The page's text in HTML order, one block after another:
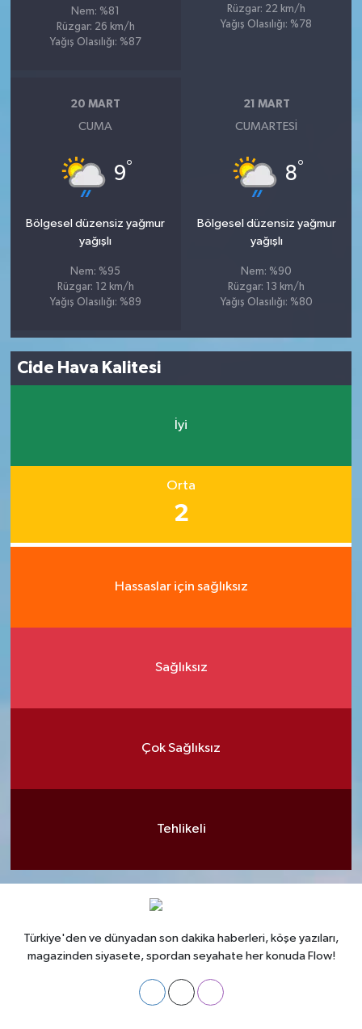
Nem: %81
Rüzgar: 26 km/h
Yağış Olasılığı: %87
Rüzgar: 22 km/h
Yağış Olasılığı: %78
20 MART
CUMA
9°
Bölgesel düzensiz yağmur
yağışlı
Nem: %95
Rüzgar: 12 km/h
Yağış Olasılığı: %89
21 MART
CUMARTESI
8°
Bölgesel düzensiz yağmur
yağışlı
Nem: %90
Rüzgar: 13 km/h
Yağış Olasılığı: %80
Cide Hava Kalitesi
İyi
Orta
2
Hassaslar için sağlıksız
Sağlıksız
Çok Sağlıksız
Tehlikeli
Türkiye'den ve dünyadan son dakika haberleri, köşe yazıları,
magazinden siyasete, spordan seyahate her konuda Flow!